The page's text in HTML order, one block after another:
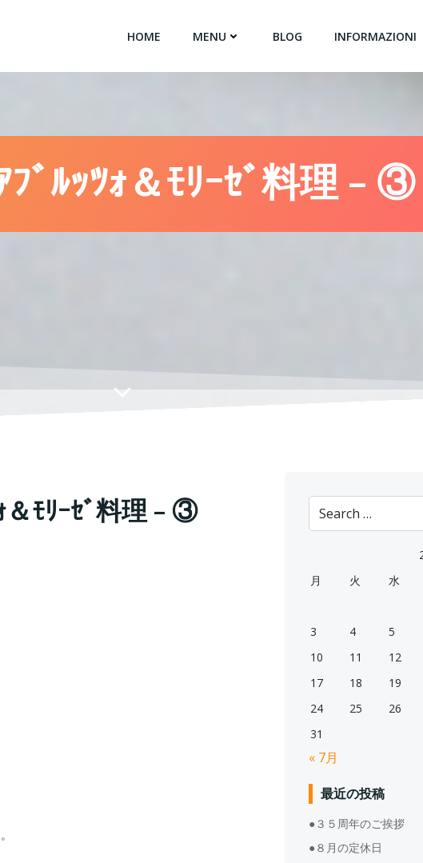
HOME MENU BLOG INFORMAZIONI
ﾞﾙｯﾂｫ＆ﾓﾘｰｾﾞ料理 – ③
ﾓﾘｰｾﾞ料理 – ③
Search
for:
月
火 水
3
4 5
10
11 12
17
18 19
24
25 26
31
« 7月
最近の投稿
●３５周年のご挨拶
●８月の定休日